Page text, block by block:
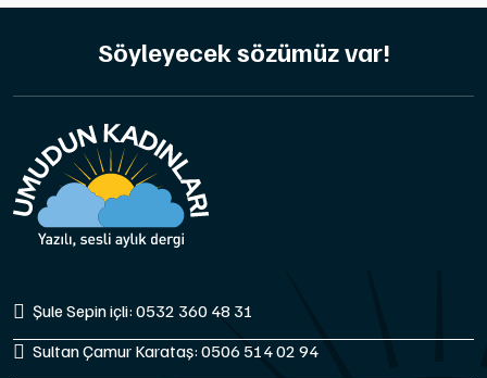
Söyleyecek sözümüz var!
Şule Sepin içli: 0532 360 48 31
Sultan Çamur Karataş: 0506 514 02 94